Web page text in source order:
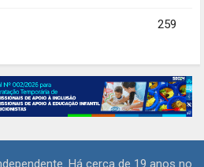
259
Há cerca de 19 anos no